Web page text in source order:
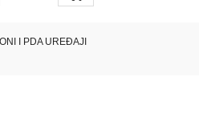
I PDA UREĐAJI